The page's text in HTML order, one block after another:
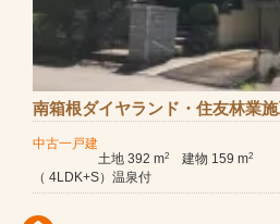
南箱根ダイヤランド・住友林業
中古一戸建
土地 392 m2 建物 159 m2
（ 4LDK+S）温泉付